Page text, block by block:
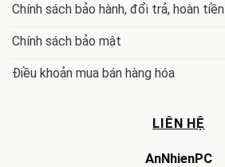
Chính sách bảo hành, đổi trả, hoàn tiền
Chính sách bảo mật
Điều khoản mua bán hàng hóa
LIÊN HỆ
AnNhienPC